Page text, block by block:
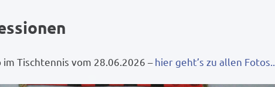
Tischtennis vom 28.06.2026 –hier geht’s zu allen Fotos..